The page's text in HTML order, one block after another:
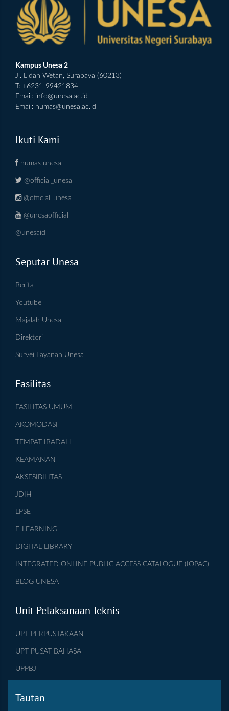
Kampus Unesa 2
Jl. Lidah Wetan, Surabaya (60213)
T: +6231-99421834
Email: info@unesa.ac.id
Email: humas@unesa.ac.id
Ikuti Kami
humas unesa
@official_unesa
@official_unesa
@unesaofficial
@unesaid
Seputar Unesa
Berita
Youtube
Majalah Unesa
Direktori
Survei Layanan Unesa
Fasilitas
FASILITAS UMUM
AKOMODASI
TEMPAT IBADAH
KEAMANAN
AKSESIBILITAS
JDIH
LPSE
E-LEARNING
DIGITAL LIBRARY
INTEGRATED ONLINE PUBLIC ACCESS CATALOGUE (IOPAC)
BLOG UNESA
Unit Pelaksanaan Teknis
UPT PERPUSTAKAAN
UPT PUSAT BAHASA
UPPBJ
Tautan